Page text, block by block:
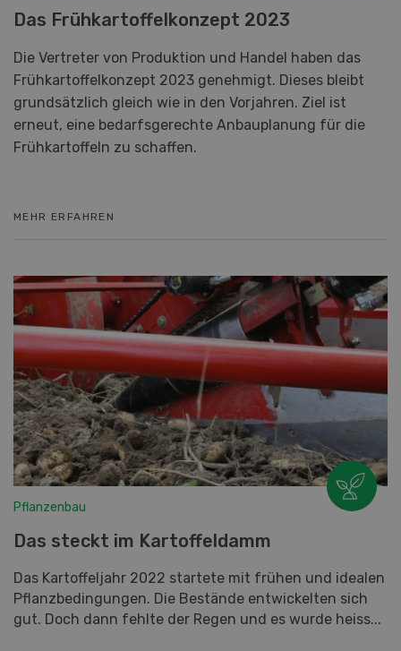
Das Frühkartoffelkonzept 2023
Die Vertreter von Produktion und Handel haben das
Frühkartoffelkonzept 2023 genehmigt. Dieses bleibt
grundsätzlich gleich wie in den Vorjahren. Ziel ist
erneut, eine bedarfsgerechte Anbauplanung für die
Frühkartoffeln zu schaffen.
MEHR ERFAHREN
Pflanzenbau
Das steckt im Kartoffeldamm
Das Kartoffeljahr 2022 startete mit frühen und idealen
Pflanzbedingungen. Die Bestände entwickelten sich
gut. Doch dann fehlte der Regen und es wurde heiss...